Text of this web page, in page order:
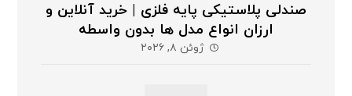
صندلی پلاستیکی پایه فلزی | خرید آنلاین و
ارزان انواع مدل ها بدون واسطه
ژوئن ۸, ۲۰۲۶